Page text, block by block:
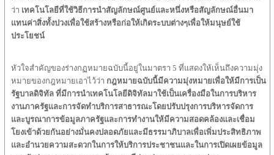
ว่า เทคโนโลยีที่ใช้วิธีการนำสัญลักษณ์ศูนย์และหนึ่งหรือสัญลักษณ์อื่นมา
แทนค่าสิ่งทั้งปวงเพื่อใช้สร้างหรือก่อให้เกิดระบบต่างๆเพื่อให้มนุษย์ใช้
ประโยชน์
หัวใจสำคัญของร่างกฏหมายฉบับนี้อยู่ในมาตรา 5 ที่แสดงให้เห็นถึงความมุ่ง
หมายของกฎหมายเอาไว้ว่า กฎหมายฉบับนี้มีความมุ่งหมายเพื่อให้มีการเป็น
รัฐบาลดิจิทัล ที่มีการนำเทคโนโลยีดิจิทัลมาใช้เป็นเครื่องมือในการบริหาร
งานภาครัฐและการจัดทำบริการสาธารณะโดยปรับปรุงการบริหารจัดการ
และบูรณาการข้อมูลภาครัฐและการทำงานให้มีความสอดคล้องและเชื่อม
โยงเข้าด้วยกันอย่างมั่นคงปลอดภัยและมีธรรมาภิบาลเพื่อเพิ่มประสิทธิภาพ
และอำนวยความสะดวกในการให้บริการประชาชนและในการเปิดเผยข้อมูล